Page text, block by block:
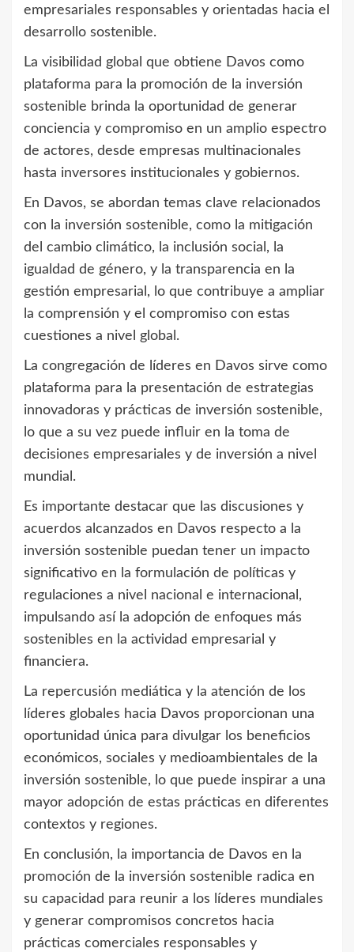
empresariales responsables y orientadas hacia el
desarrollo sostenible.
La visibilidad global que obtiene Davos como
plataforma para la promoción de la inversión
sostenible brinda la oportunidad de generar
conciencia y compromiso en un amplio espectro
de actores, desde empresas multinacionales
hasta inversores institucionales y gobiernos.
En Davos, se abordan temas clave relacionados
con la inversión sostenible, como la mitigación
del cambio climático, la inclusión social, la
igualdad de género, y la transparencia en la
gestión empresarial, lo que contribuye a ampliar
la comprensión y el compromiso con estas
cuestiones a nivel global.
La congregación de líderes en Davos sirve como
plataforma para la presentación de estrategias
innovadoras y prácticas de inversión sostenible,
lo que a su vez puede influir en la toma de
decisiones empresariales y de inversión a nivel
mundial.
Es importante destacar que las discusiones y
acuerdos alcanzados en Davos respecto a la
inversión sostenible puedan tener un impacto
significativo en la formulación de políticas y
regulaciones a nivel nacional e internacional,
impulsando así la adopción de enfoques más
sostenibles en la actividad empresarial y
financiera.
La repercusión mediática y la atención de los
líderes globales hacia Davos proporcionan una
oportunidad única para divulgar los beneficios
económicos, sociales y medioambientales de la
inversión sostenible, lo que puede inspirar a una
mayor adopción de estas prácticas en diferentes
contextos y regiones.
En conclusión, la importancia de Davos en la
promoción de la inversión sostenible radica en
su capacidad para reunir a los líderes mundiales
y generar compromisos concretos hacia
prácticas comerciales responsables y